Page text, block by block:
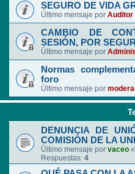
SEGURO DE VIDA
Último mensaje por Auditor
CAMBIO DE
SESIÓN, POR
Último mensaje por
Normas
foro
Último mensaje por
DENUNCIA DE
COMISIÓN DE LA
Último mensaje por vaceo «
Respuestas: 4